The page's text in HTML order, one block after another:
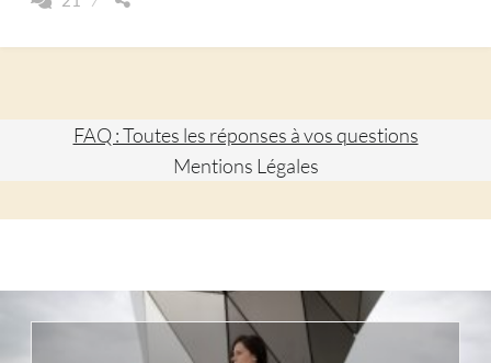
FAQ : Toutes les réponses à vos questions
Mentions Légales